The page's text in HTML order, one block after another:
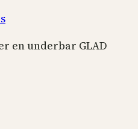
en underbar GLAD